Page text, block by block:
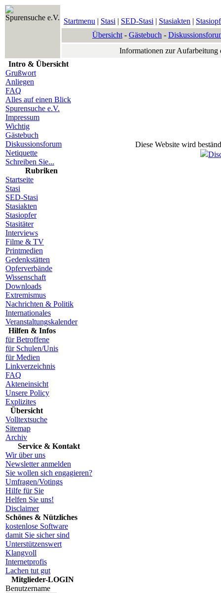
Spurensuche e.V. Startmenu | Stasi | SED-Stasi | Stasiakten |
Übersicht - Gästebuch -
Informationen zur
Intro & Übersicht
Grußwort
Anliegen
FAQ
Alles auf einen Blick
Spurensuche e.V.
Impressum
Wichtig
Gästebuch
Diskussionsforum
Netiquette
Schreiben Sie...
Rubriken
Startseite
Stasi
SED-Stasi
Stasiakten
Stasiopfer
Stasitäter
Interviews
Filme & TV
Printmedien
Gedenkstätten
Opferverbände
Wissenschaft
Downloads
Extremismus
Nachrichten & Politik
Internationales
Veranstaltungskalender
Hilfen & Infos
für Betroffene
für Schulen/Unis
für Medien
Linkverzeichnis
FAQ
Akteneinsicht
Unsere Policy
Explizites
Übersicht
Volltextsuche
Sitemap
Archiv
Service & Kontakt
Wir über uns
Newsletter anmelden
Sie wollen sich engagieren?
Umfragen/Votings
Hilfe für Sie
Helfen Sie uns!
Disclaimer
Schönes & Nützliches
kostenlose Software
damit Sie sicher sind
Unterstützenswert
Klangvoll
Internetprofis
Lachen tut gut
Mitglieder-LOGIN
Benutzername
Diese Website wird